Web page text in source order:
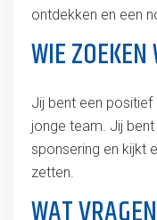
ontdekken en een
WIE ZOEKEN
Jij bent een
jonge team. Jij
sponsering en kijkt
zetten.